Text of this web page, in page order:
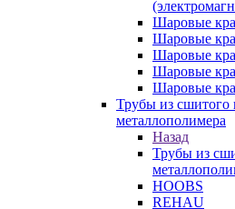
Шаровые
Шаровые
Шаровые
Шаровые
Шаровые
Трубы из сшитого
металлополимера
Назад
Трубы из
HOOBS
REHAU